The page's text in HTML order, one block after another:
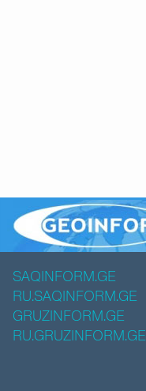
SAQINFORM.GE
RU.SAQINFORM.GE
GRUZINFORM.GE
RU.GRUZINFORM.GE